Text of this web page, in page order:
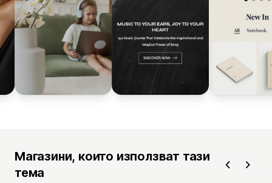
Магазини, които използват тази
тема